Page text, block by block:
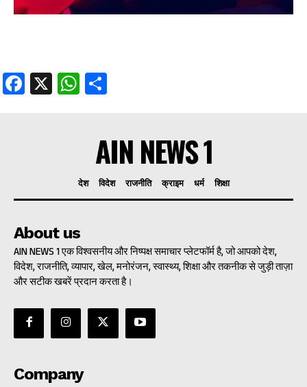
Facebook
X WhatsApp
AIN NEWS 1
देश विदेश राजनीति क्राइम धर्म शिक्षा
About us
AIN NEWS 1 एक विश्वसनीय और निष्पक्ष समाचार प्लेटफॉर्म है, जो आपको देश,
विदेश, राजनीति, व्यापार, खेल, मनोरंजन, स्वास्थ्य, शिक्षा और तकनीक से जुड़ी ताज़ा
और सटीक खबरें प्रदान करता है।
Company